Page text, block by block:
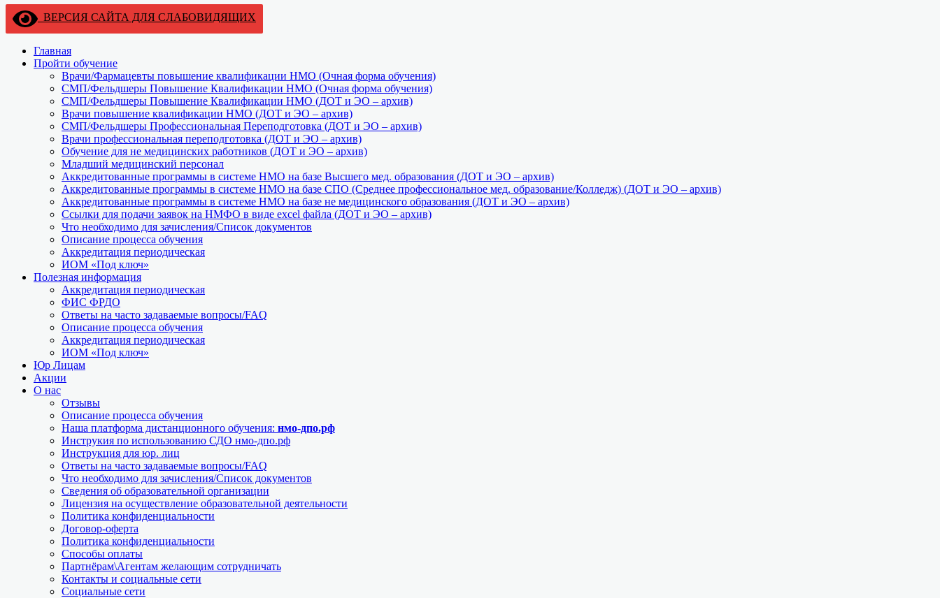
ВЕРСИЯ САЙТА ДЛЯ СЛАБОВИДЯЩИХ
Главная
Пройти обучение
Врачи/Фармацевты повышение квалификации НМО (Очная форма обучения)
СМП/Фельдшеры Повышение Квалификации НМО (Очная форма обучения)
СМП/Фельдшеры Повышение Квалификации НМО (ДОТ и ЭО – архив)
Врачи повышение квалификации НМО (ДОТ и ЭО – архив)
СМП/Фельдшеры Профессиональная Переподготовка (ДОТ и ЭО – архив)
Врачи профессиональная переподготовка (ДОТ и ЭО – архив)
Обучение для не медицинских работников (ДОТ и ЭО – архив)
Младший медицинский персонал
Аккредитованные программы в системе НМО на базе Высшего мед. образования (ДОТ и ЭО – архив)
Аккредитованные программы в системе НМО на базе СПО (Среднее профессиональное мед. образование/Колледж) (ДОТ и ЭО – архив)
Аккредитованные программы в системе НМО на базе не медицинского образования (ДОТ и ЭО – архив)
Ссылки для подачи заявок на НМФО в виде excel файла (ДОТ и ЭО – архив)
Что необходимо для зачисления/Список документов
Описание процесса обучения
Аккредитация периодическая
ИОМ «Под ключ»
Полезная информация
Аккредитация периодическая
ФИС ФРДО
Ответы на часто задаваемые вопросы/FAQ
Описание процесса обучения
Аккредитация периодическая
ИОМ «Под ключ»
Юр Лицам
Акции
О нас
Отзывы
Описание процесса обучения
Наша платформа дистанционного обучения: нмо-дпо.рф
Инструкия по использованию СДО нмо-дпо.рф
Инструкция для юр. лиц
Ответы на часто задаваемые вопросы/FAQ
Что необходимо для зачисления/Список документов
Сведения об образовательной организации
Лицензия на осуществление образовательной деятельности
Политика конфиденциальности
Договор-оферта
Политика конфиденциальности
Способы оплаты
Партнёрам\Агентам желающим сотрудничать
Контакты и социальные сети
Социальные сети